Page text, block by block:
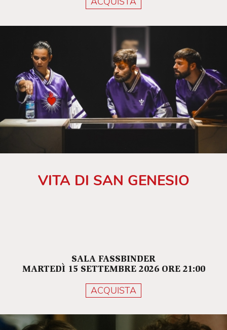
VITA DI SAN GENESIO
SALA FASSBINDER
MARTEDÌ 15 SETTEMBRE 2026 ORE 21:00
ACQUISTA